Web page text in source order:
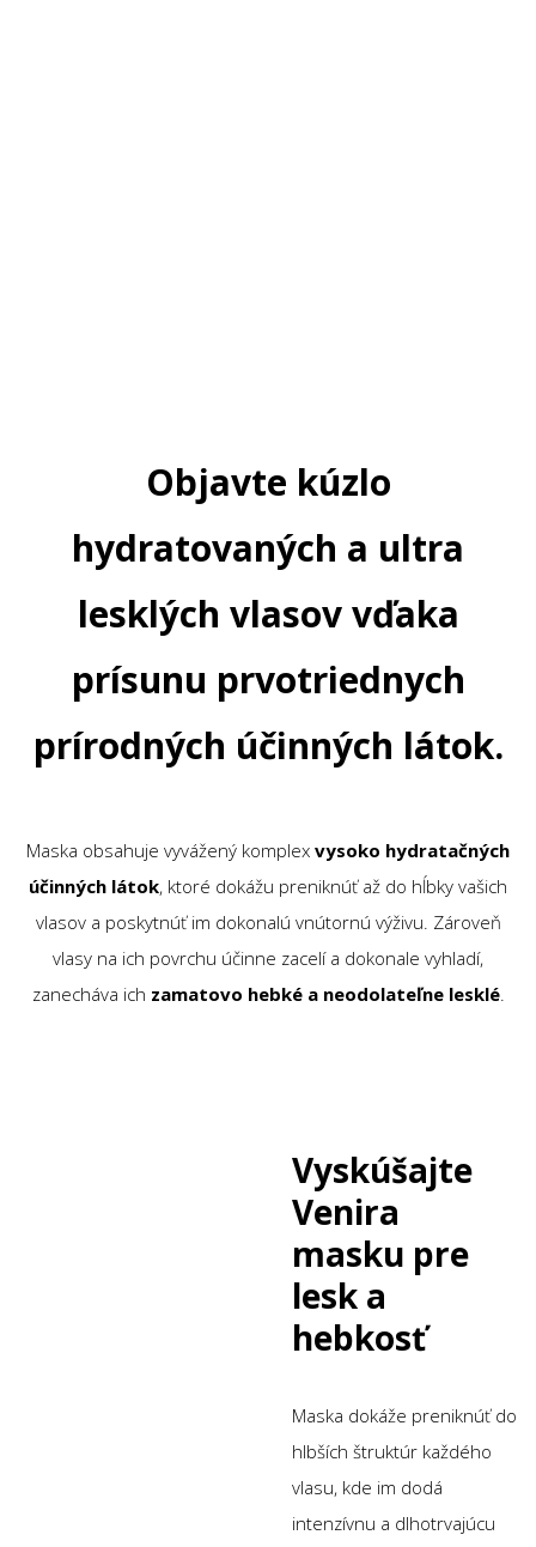
Objavte kúzlo
hydratovaných a ultra
lesklých vlasov vďaka
prísunu prvotriednych
prírodných účinných látok.
Maska obsahuje vyvážený komplex vysoko hydratačných
účinných látok, ktoré dokážu preniknúť až do hĺbky vašich
vlasov a poskytnúť im dokonalú vnútornú výživu. Zároveň
vlasy na ich povrchu účinne zacelí a dokonale vyhladí,
zanecháva ich zamatovo hebké a neodolateľne lesklé.
Vyskúšajte
Venira
masku pre
lesk a
hebkosť
Maska dokáže preniknúť do
hlbších štruktúr každého
vlasu, kde im dodá
intenzívnu a dlhotrvajúcu